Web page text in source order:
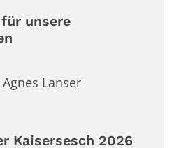
unsere
Lanser
Kaisersesch 2026